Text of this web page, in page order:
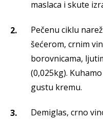
maslaca i skute
Pečenu ciklu
šećerom, crnim
borovnicama,
(0,025kg).
gustu kremu.
Demiglas, crno